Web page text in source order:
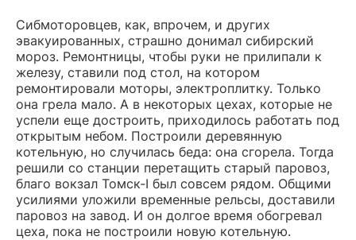
Сибмоторовцев, как, впрочем, и других
эвакуированных, страшно донимал сибирский
мороз. Ремонтницы, чтобы руки не прилипали к
железу, ставили под стол, на котором
ремонтировали моторы, электроплитку. Только
она грела мало. А в некоторых цехах, которые не
успели еще достроить, приходилось работать под
открытым небом. Построили деревянную
котельную, но случилась беда: она сгорела. Тогда
решили со станции перетащить старый паровоз,
благо вокзал Томск-I был совсем рядом. Общими
усилиями уложили временные рельсы, доставили
паровоз на завод. И он долгое время обогревал
цеха, пока не построили новую котельную.